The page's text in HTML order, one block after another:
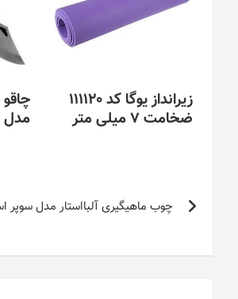
زیرانداز یوگا کد 111120
ضخامت 7 میلی متر
مدل Lucky Wings
راهبری
نوشتهچوب ماهیگیری آلبااستار مدل سوپر